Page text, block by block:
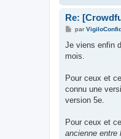
Re:
M
s
a
par
Je viens enfin
mois.
Pour ceux et
connu une
version 5e.
Pour ceux et
ancienne entre